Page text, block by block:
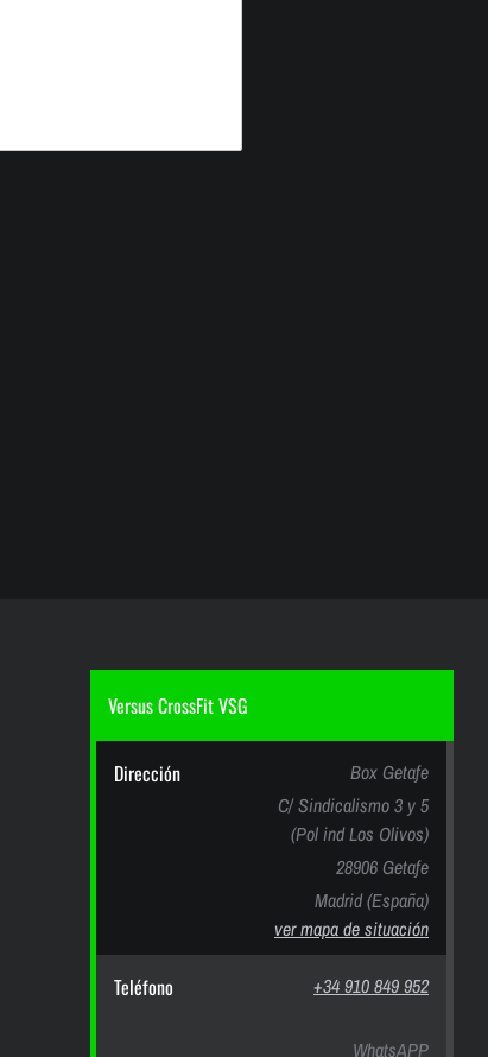
Versus CrossFit VSG
Dirección
Box Getafe
C/ Sindicalismo 3 y 5
(Pol ind Los Olivos)
28906 Getafe
Madrid (España)
ver mapa de situación
Teléfono +34 910 849 952
WhatsAPP